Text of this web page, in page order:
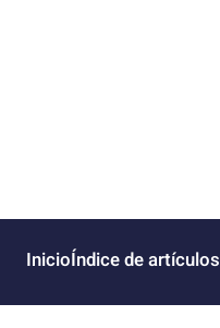
InicioÍndice de artículos